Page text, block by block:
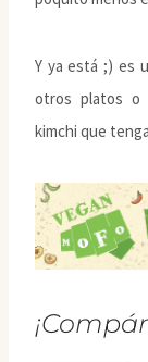
Y ya está ;) es
otros platos o
kimchi que